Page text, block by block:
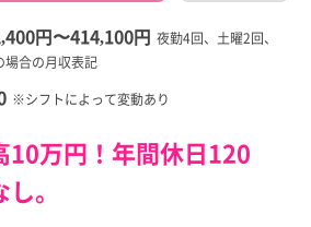
円〜414,100円 夜勤4回、土曜2回、
場合の月収表記
※シフトによって変動あり
10万円！年間休日120
。